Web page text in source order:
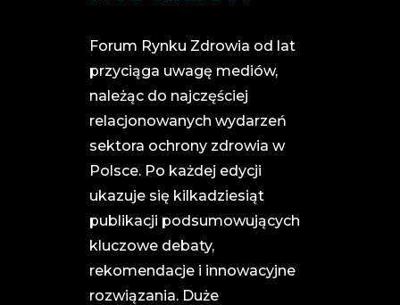
Forum Rynku Zdrowia od lat
przyciąga uwagę mediów,
należąc do najczęściej
relacjonowanych wydarzeń
sektora ochrony zdrowia w
Polsce. Po każdej edycji
ukazuje się kilkadziesiąt
publikacji podsumowujących
kluczowe debaty,
rekomendacje i innowacyjne
rozwiązania. Duże